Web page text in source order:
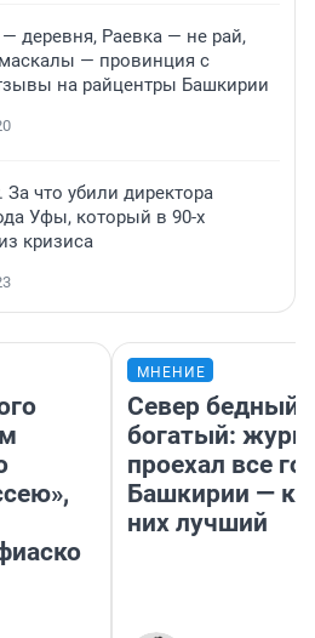
деревня, Раевка — не рай,
— провинция с
на райцентры Башкирии
За что убили директора
Уфы, который в 90-х
кризиса
МНЕНИЕ
Север бедный,
богатый:
проехал все
Башкирии —
них лучший